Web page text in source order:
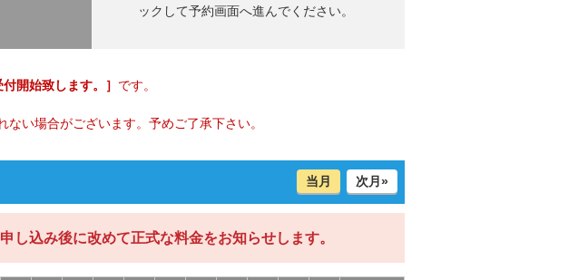
ックして予約画面へ進んでください。
開始致します。］ です。
い場合がございます。予めご了承下さい。
当月 次月»
し込み後に改めて正式な料金をお知らせします。